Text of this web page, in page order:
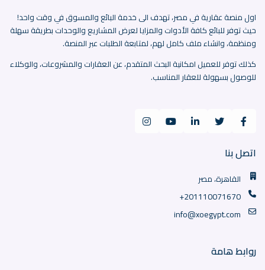
اول منصة عقارية في مصر، تهدف الى خدمة البائع والمسوق في وقت واحد!
حيث توفر للبائع كافة الأدوات والمزايا لعرض المشاريع والوحدات بطريقة سهلة
ومنظمة، وانشاء ملف كامل لهم، لمتابعة الطلبات عبر المنصة.
كذلك توفر للعميل امكانية البحث المتقدم، عن العقارات والمشروعات، والوكلاء
للوصول بسهولة للعقار المناسب.
اتصل بنا
القاهرة، مصر
+201110071670
info@xoegypt.com
روابط هامة